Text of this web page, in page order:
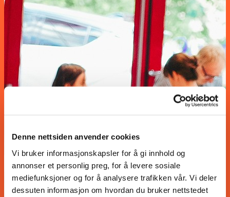
Denne nettsiden anvender cookies
Vi bruker informasjonskapsler for å gi innhold og
annonser et personlig preg, for å levere sosiale
mediefunksjoner og for å analysere trafikken vår. Vi deler
dessuten informasjon om hvordan du bruker nettstedet